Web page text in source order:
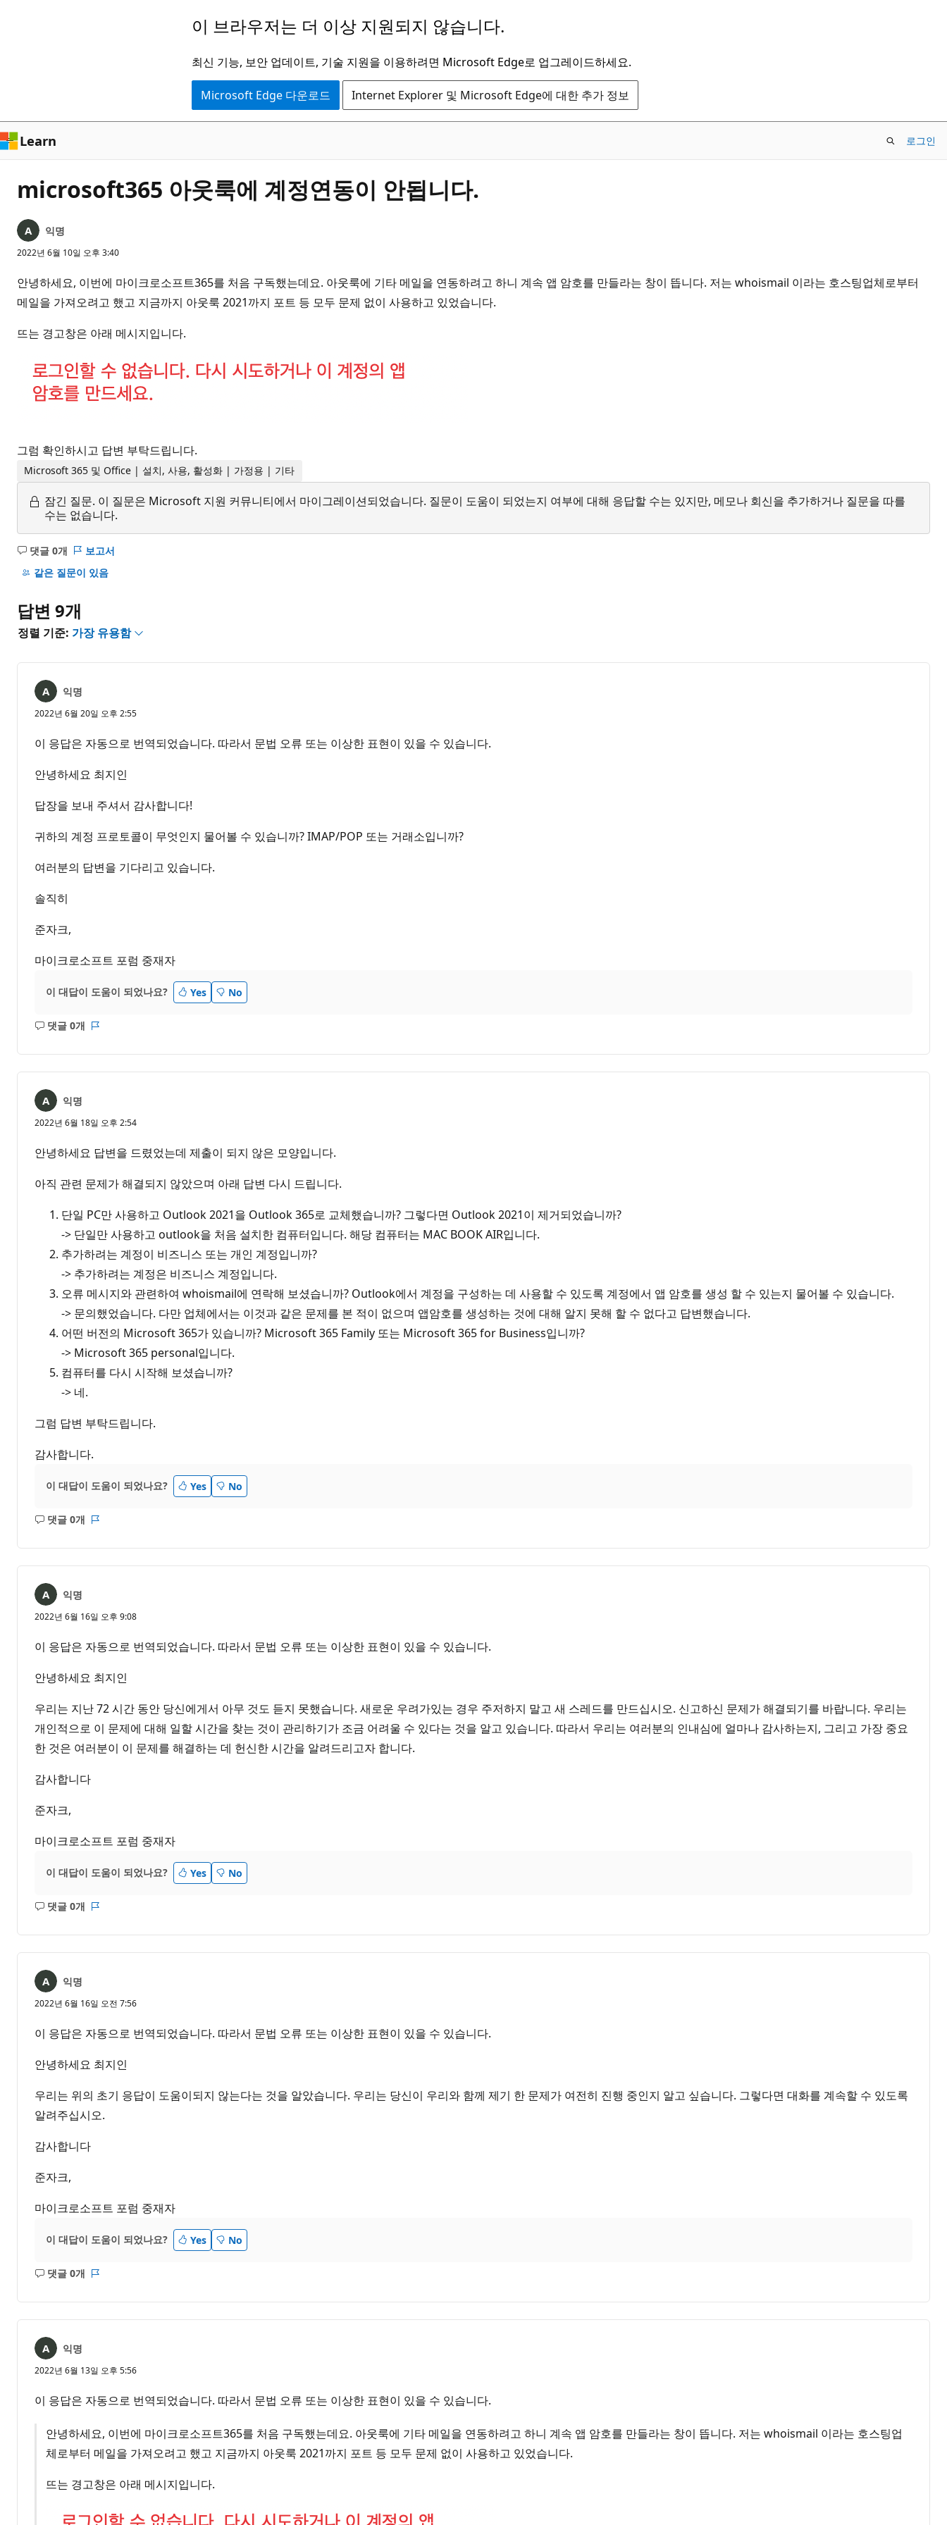
로
건
너
기
이 브라우저는 더 이상 지원되지 않습니다.
최신 기능, 보안 업데이트, 기술 지원을 이용하려면 Microsoft Edge로 업그레이드하세요.
Microsoft Edge 다운로드 Internet Explorer 및 Microsoft Edge에 대한 추가 정보
Learn 로그인
microsoft365 아웃룩에 계정연동이 안됩니다.
익명
2022년 6월 10일 오후 3:40
안녕하세요, 이번에 마이크로소프트365를 처음 구독했는데요. 아웃룩에 기타 메일을 연동하려고 하니 계속 앱 암호를 만들라는 창이 뜹니다. 저는 whoismail 이라는 호스팅업체로부터
메일을 가져오려고 했고 지금까지 아웃룩 2021까지 포트 등 모두 문제 없이 사용하고 있었습니다.
뜨는 경고창은 아래 메시지입니다.
그럼 확인하시고 답변 부탁드립니다.
Microsoft 365 및 Office | 설치, 사용, 활성화 | 가정용 | 기타
잠긴 질문. 이 질문은 Microsoft 지원 커뮤니티에서 마이그레이션되었습니다. 질문이 도움이 되었는지 여부에 대해 응답할 수는 있지만, 메모나 회신을 추가하거나 질문을 따를
수는 없습니다.
댓글 0개
설
명
음
보고서
같은 질문이 있음
답변 9개
정렬 기준: 가장 유용함
익명
2022년 6월 20일 오후 2:55
이 응답은 자동으로 번역되었습니다. 따라서 문법 오류 또는 이상한 표현이 있을 수 있습니다.
안녕하세요 최지인
답장을 보내 주셔서 감사합니다!
귀하의 계정 프로토콜이 무엇인지 물어볼 수 있습니까? IMAP/POP 또는 거래소입니까?
여러분의 답변을 기다리고 있습니다.
솔직히
준자크,
마이크로소프트 포럼 중재자
이 대답이 도움이 되었나요? Yes No
댓글 0개
설
음
익명
2022년 6월 18일 오후 2:54
안녕하세요 답변을 드렸었는데 제출이 되지 않은 모양입니다.
아직 관련 문제가 해결되지 않았으며 아래 답변 다시 드립니다.
단일 PC만 사용하고 Outlook 2021을 Outlook 365로 교체했습니까? 그렇다면 Outlook 2021이 제거되었습니까?
-> 단일만 사용하고 outlook을 처음 설치한 컴퓨터입니다. 해당 컴퓨터는 MAC BOOK AIR입니다.
추가하려는 계정이 비즈니스 또는 개인 계정입니까?
-> 추가하려는 계정은 비즈니스 계정입니다.
오류 메시지와 관련하여 whoismail에 연락해 보셨습니까? Outlook에서 계정을 구성하는 데 사용할 수 있도록 계정에서 앱 암호를 생성 할 수 있는지 물어볼 수 있습니다.
-> 문의했었습니다. 다만 업체에서는 이것과 같은 문제를 본 적이 없으며 앱암호를 생성하는 것에 대해 알지 못해 할 수 없다고 답변했습니다.
어떤 버전의 Microsoft 365가 있습니까? Microsoft 365 Family 또는 Microsoft 365 for Business입니까?
-> Microsoft 365 personal입니다.
컴퓨터를 다시 시작해 보셨습니까?
-> 네.
그럼 답변 부탁드립니다.
감사합니다.
이 대답이 도움이 되었나요? Yes No
댓글 0개
설
음
익명
2022년 6월 16일 오후 9:08
이 응답은 자동으로 번역되었습니다. 따라서 문법 오류 또는 이상한 표현이 있을 수 있습니다.
안녕하세요 최지인
우리는 지난 72 시간 동안 당신에게서 아무 것도 듣지 못했습니다. 새로운 우려가있는 경우 주저하지 말고 새 스레드를 만드십시오. 신고하신 문제가 해결되기를 바랍니다. 우리는
개인적으로 이 문제에 대해 일할 시간을 찾는 것이 관리하기가 조금 어려울 수 있다는 것을 알고 있습니다. 따라서 우리는 여러분의 인내심에 얼마나 감사하는지, 그리고 가장 중요
한 것은 여러분이 이 문제를 해결하는 데 헌신한 시간을 알려드리고자 합니다.
감사합니다
준자크,
마이크로소프트 포럼 중재자
이 대답이 도움이 되었나요? Yes No
댓글 0개
설
음
익명
2022년 6월 16일 오전 7:56
이 응답은 자동으로 번역되었습니다. 따라서 문법 오류 또는 이상한 표현이 있을 수 있습니다.
안녕하세요 최지인
우리는 위의 초기 응답이 도움이되지 않는다는 것을 알았습니다. 우리는 당신이 우리와 함께 제기 한 문제가 여전히 진행 중인지 알고 싶습니다. 그렇다면 대화를 계속할 수 있도록
알려주십시오.
감사합니다
준자크,
마이크로소프트 포럼 중재자
이 대답이 도움이 되었나요? Yes No
댓글 0개
설
음
익명
2022년 6월 13일 오후 5:56
이 응답은 자동으로 번역되었습니다. 따라서 문법 오류 또는 이상한 표현이 있을 수 있습니다.
안녕하세요, 이번에 마이크로소프트365를 처음 구독했는데요. 아웃룩에 기타 메일을 연동하려고 하니 계속 앱 암호를 만들라는 창이 뜹니다. 저는 whoismail 이라는 호스팅업
체로부터 메일을 가져오려고 했고 지금까지 아웃룩 2021까지 포트 등 모두 문제 없이 사용하고 있었습니다.
뜨는 경고창은 아래 메시지입니다.